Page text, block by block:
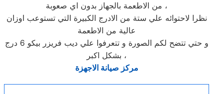
من الاطعمة بالجهاز بدون اي صعوبة ،
نظرا لاحتوائه علي ستة من الادرج الكبيرة التي تستوعب اوزان
عالية من الاطعمة
و حتي تتضح لكم الصورة و تتعرفوا علي ديب فريزر بيكو 6 درج
بشكل اكبر ،
مركز صيانة الاجهزة